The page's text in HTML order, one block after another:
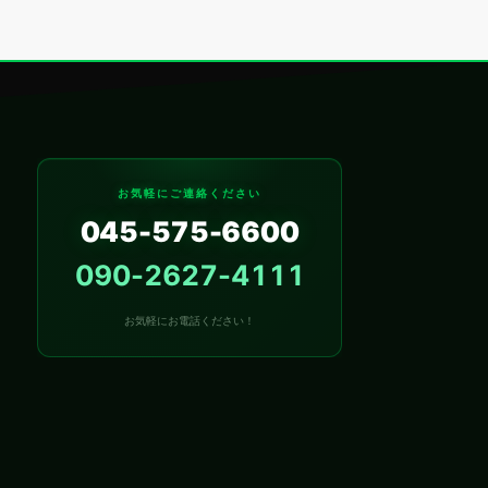
お気軽にご連絡ください
045-575-6600
090-2627-4111
お気軽にお電話ください！